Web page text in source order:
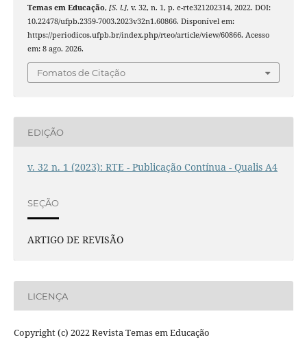
Temas em Educação, [S. l.], v. 32, n. 1, p. e-rte321202314, 2022. DOI:
10.22478/ufpb.2359-7003.2023v32n1.60866. Disponível em:
https://periodicos.ufpb.br/index.php/rteo/article/view/60866. Acesso
em: 8 ago. 2026.
Fomatos de Citação
EDIÇÃO
v. 32 n. 1 (2023): RTE - Publicação Contínua - Qualis A4
SEÇÃO
ARTIGO DE REVISÃO
LICENÇA
Copyright (c) 2022 Revista Temas em Educação